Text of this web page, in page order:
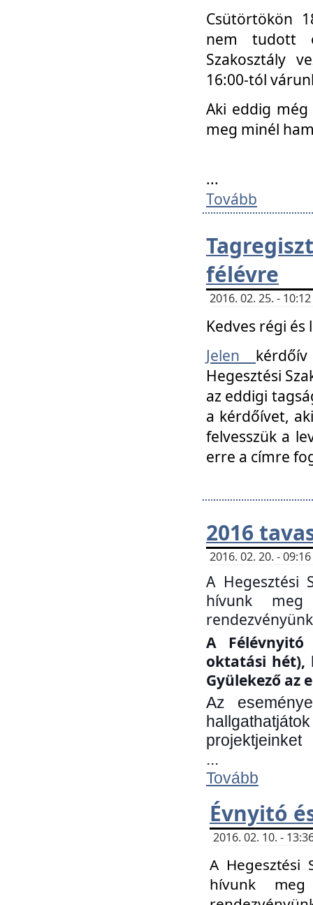
Csütörtökön
nem tudott
Szakosztály
16:00-tól
Aki eddig
meg minél
...
Tovább
félévre
2016. 02. 25. -
Kedves régi
Jelen
Hegesztési
az eddigi
a kérdőívet,
felvesszük a
erre a címre
2016
2016. 02. 20. -
A Hegesztési
hívunk
A
oktatási hét),
Gyülekező az
Az
projektjeinket
...
Tovább
Évnyitó
2016. 02. 10. -
A Hegesztési
hívunk